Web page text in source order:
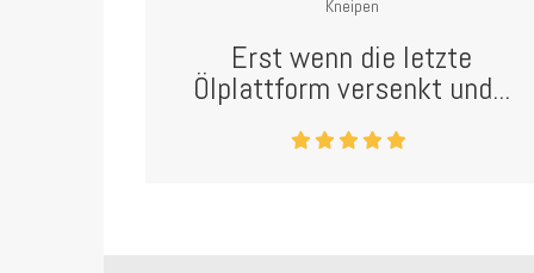
Kneipen
Erst wenn die letzte
Ölplattform versenkt und...